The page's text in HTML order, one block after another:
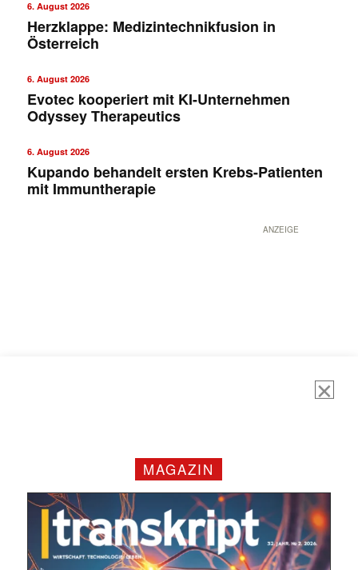
6. August 2026
Herzklappe: Medizintechnikfusion in
Österreich
6. August 2026
Evotec kooperiert mit KI-Unternehmen
Odyssey Therapeutics
6. August 2026
Kupando behandelt ersten Krebs-Patienten
mit Immuntherapie
ANZEIGE
MAGAZIN